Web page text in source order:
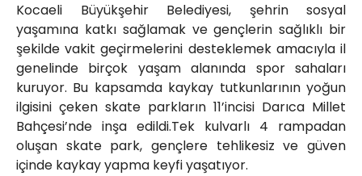
Kocaeli Büyükşehir Belediyesi, şehrin sosyal
yaşamına katkı sağlamak ve gençlerin sağlıklı bir
şekilde vakit geçirmelerini desteklemek amacıyla il
genelinde birçok yaşam alanında spor sahaları
kuruyor. Bu kapsamda kaykay tutkunlarının yoğun
ilgisini çeken skate parkların 11’incisi Darıca Millet
Bahçesi’nde inşa edildi.Tek kulvarlı 4 rampadan
oluşan skate park, gençlere tehlikesiz ve güven
içinde kaykay yapma keyfi yaşatıyor.